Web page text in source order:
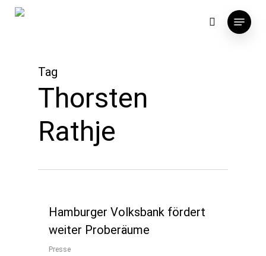
Skip
search
Menu
Tag
Thorsten
Rathje
Hamburger Volksbank fördert
weiter Proberäume
Presse